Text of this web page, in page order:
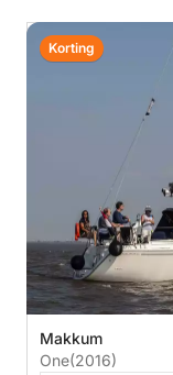
Makkum
One(2016)
Korting